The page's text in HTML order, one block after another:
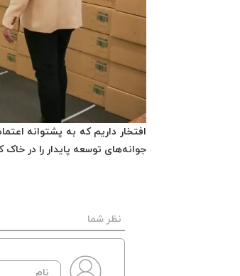
جوانه‌های توسعه پایدار را در خاک
نظر شما